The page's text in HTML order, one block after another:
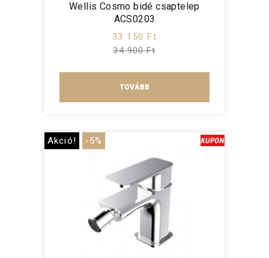
Wellis Cosmo bidé csaptelep
ACS0203
33 150 Ft
34 900 Ft
TOVÁBB
Akció! -5%